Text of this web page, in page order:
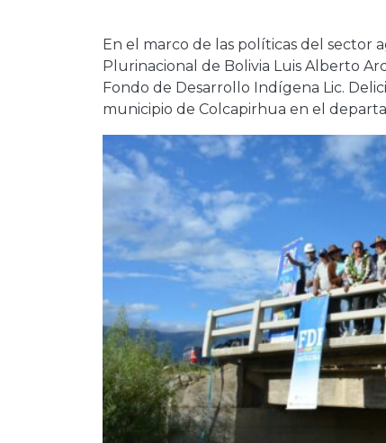
En el marco de las políticas del sector
Plurinacional de Bolivia Luis Alberto
Fondo de Desarrollo Indígena Lic.
municipio de Colcapirhua en el